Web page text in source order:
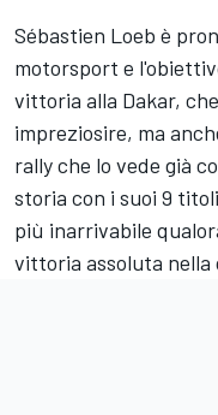
Sébastien Loeb è
motorsport e
vittoria alla Dakar,
impreziosire, ma
rally che lo vede già
storia con i suoi 9
più inarrivabile
vittoria assoluta nella